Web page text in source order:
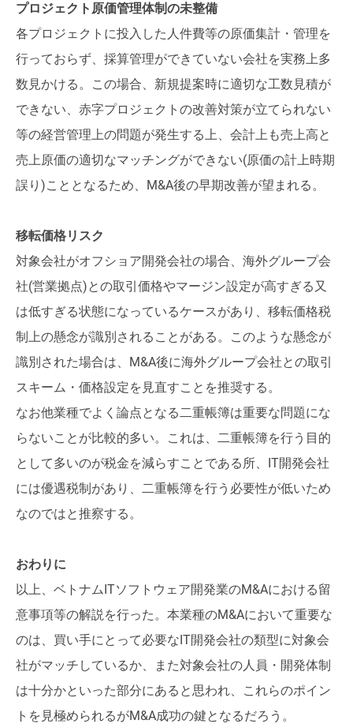
プロジェクト原価管理体制の未整備
各プロジェクトに投入した人件費等の原価集計・管理を
行っておらず、採算管理ができていない会社を実務上多
数見かける。この場合、新規提案時に適切な工数見積が
できない、赤字プロジェクトの改善対策が立てられない
等の経営管理上の問題が発生する上、会計上も売上高と
売上原価の適切なマッチングができない(原価の計上時期
誤り)こととなるため、M&A後の早期改善が望まれる。
移転価格リスク
対象会社がオフショア開発会社の場合、海外グループ会
社(営業拠点)との取引価格やマージン設定が高すぎる又
は低すぎる状態になっているケースがあり、移転価格税
制上の懸念が識別されることがある。このような懸念が
識別された場合は、M&A後に海外グループ会社との取引
スキーム・価格設定を見直すことを推奨する。
なお他業種でよく論点となる二重帳簿は重要な問題にな
らないことが比較的多い。これは、二重帳簿を行う目的
として多いのが税金を減らすことである所、IT開発会社
には優遇税制があり、二重帳簿を行う必要性が低いため
なのではと推察する。
おわりに
以上、ベトナムITソフトウェア開発業のM&Aにおける留
意事項等の解説を行った。本業種のM&Aにおいて重要な
のは、買い手にとって必要なIT開発会社の類型に対象会
社がマッチしているか、また対象会社の人員・開発体制
は十分かといった部分にあると思われ、これらのポイン
トを見極められるがM&A成功の鍵となるだろう。